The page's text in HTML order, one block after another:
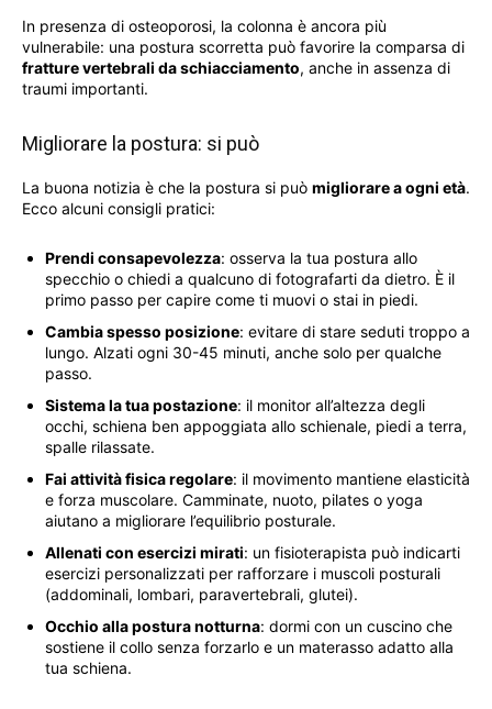
In presenza di osteoporosi, la colonna è ancora più
vulnerabile: una postura scorretta può favorire la comparsa di
fratture vertebrali da schiacciamento, anche in assenza di
traumi importanti.
Migliorare la postura: si può
La buona notizia è che la postura si può migliorare a ogni età.
Ecco alcuni consigli pratici:
Prendi consapevolezza: osserva la tua postura allo
specchio o chiedi a qualcuno di fotografarti da dietro. È il
primo passo per capire come ti muovi o stai in piedi.
Cambia spesso posizione: evitare di stare seduti troppo a
lungo. Alzati ogni 30-45 minuti, anche solo per qualche
passo.
Sistema la tua postazione: il monitor all’altezza degli
occhi, schiena ben appoggiata allo schienale, piedi a terra,
spalle rilassate.
Fai attività fisica regolare: il movimento mantiene elasticità
e forza muscolare. Camminate, nuoto, pilates o yoga
aiutano a migliorare l’equilibrio posturale.
Allenati con esercizi mirati: un fisioterapista può indicarti
esercizi personalizzati per rafforzare i muscoli posturali
(addominali, lombari, paravertebrali, glutei).
Occhio alla postura notturna: dormi con un cuscino che
sostiene il collo senza forzarlo e un materasso adatto alla
tua schiena.